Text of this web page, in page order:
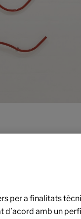
per a finalitats
amb un